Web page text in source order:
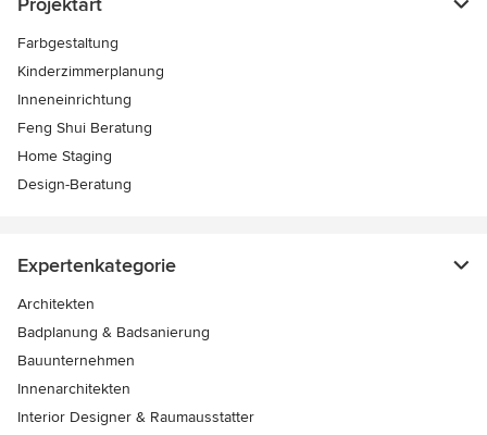
Farbgestaltung
Kinderzimmerplanung
Inneneinrichtung
Feng Shui Beratung
Home Staging
Design-Beratung
Expertenkategorie
Architekten
Badplanung & Badsanierung
Bauunternehmen
Innenarchitekten
Interior Designer & Raumausstatter